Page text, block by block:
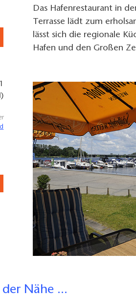
Das Hafenrestaurant in
Terrasse lädt zum
lässt sich die regionale
Hafen und den Großen
der Nähe ...